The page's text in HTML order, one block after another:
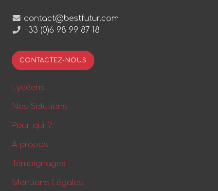
contact@bestfutur.com
+33 (0)6 98 99 87 18
CONTACTEZ-NOUS
Lycéens
Nos Solutions
Pour qui ?
A propos
Témoignages
Mentions Légales